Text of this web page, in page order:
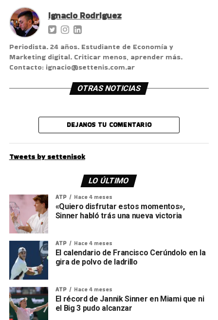
Ignacio Rodriguez
Periodista. 24 años. Estudiante de Economía y
Marketing digital. Criticar menos, aprender más.
Contacto: ignacio@settenis.com.ar
OTRAS NOTICIAS
DEJANOS TU COMENTARIO
Tweets by settenisok
LO ÚLTIMO
ATP Hace 4 meses
«Quiero disfrutar estos momentos»,
Sinner habló trás una nueva victoria
ATP Hace 4 meses
El calendario de Francisco Cerúndolo en la
gira de polvo de ladrillo
ATP Hace 4 meses
El récord de Jannik Sinner en Miami que ni
el Big 3 pudo alcanzar